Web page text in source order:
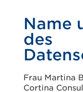
Name
des
Frau Martina
Cortina